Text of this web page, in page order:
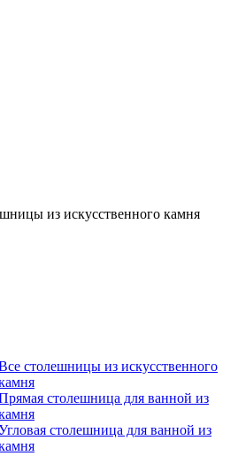
из искусственного камня
столешницы из искусственного
столешница для ванной из
столешница для ванной из